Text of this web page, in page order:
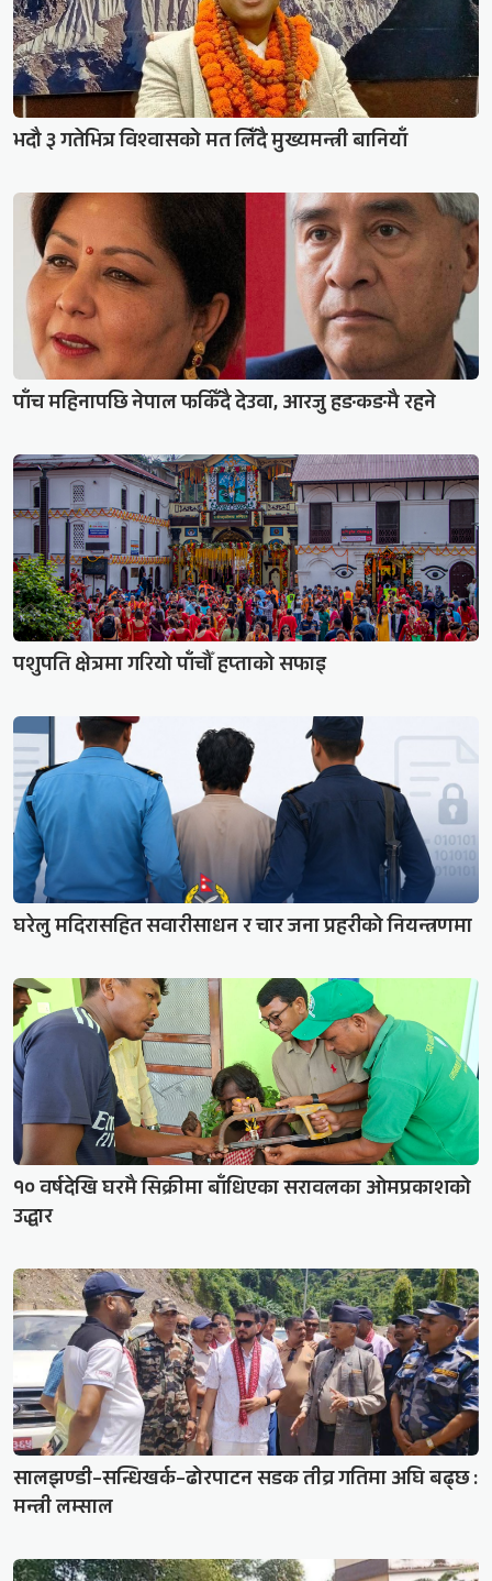
भदौ ३ गतेभित्र विश्वासको मत लिँदै मुख्यमन्त्री बानियाँ
पाँच महिनापछि नेपाल फर्किँदै देउवा, आरजु हङकङमै रहने
पशुपति क्षेत्रमा गरियो पाँचौँ हप्ताको सफाइ
घरेलु मदिरासहित सवारीसाधन र चार जना प्रहरीको नियन्त्रणमा
१० वर्षदेखि घरमै सिक्रीमा बाँधिएका सरावलका ओमप्रकाशको
उद्धार
सालझण्डी–सन्धिखर्क–ढोरपाटन सडक तीव्र गतिमा अघि बढ्छ :
मन्त्री लम्साल